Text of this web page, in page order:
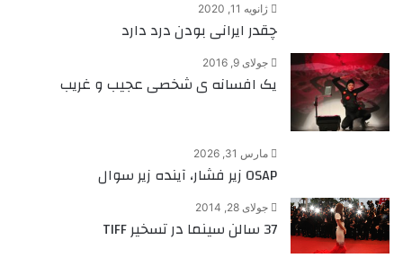
ژانویه 11, 2020
چقدر ایرانی بودن درد دارد
جولای 9, 2016
یک افسانه ی شخصی عجیب و غریب
مارس 31, 2026
OSAP زیر فشار، آینده زیر سوال
جولای 28, 2014
37 سالن سینما در تسخیر TIFF